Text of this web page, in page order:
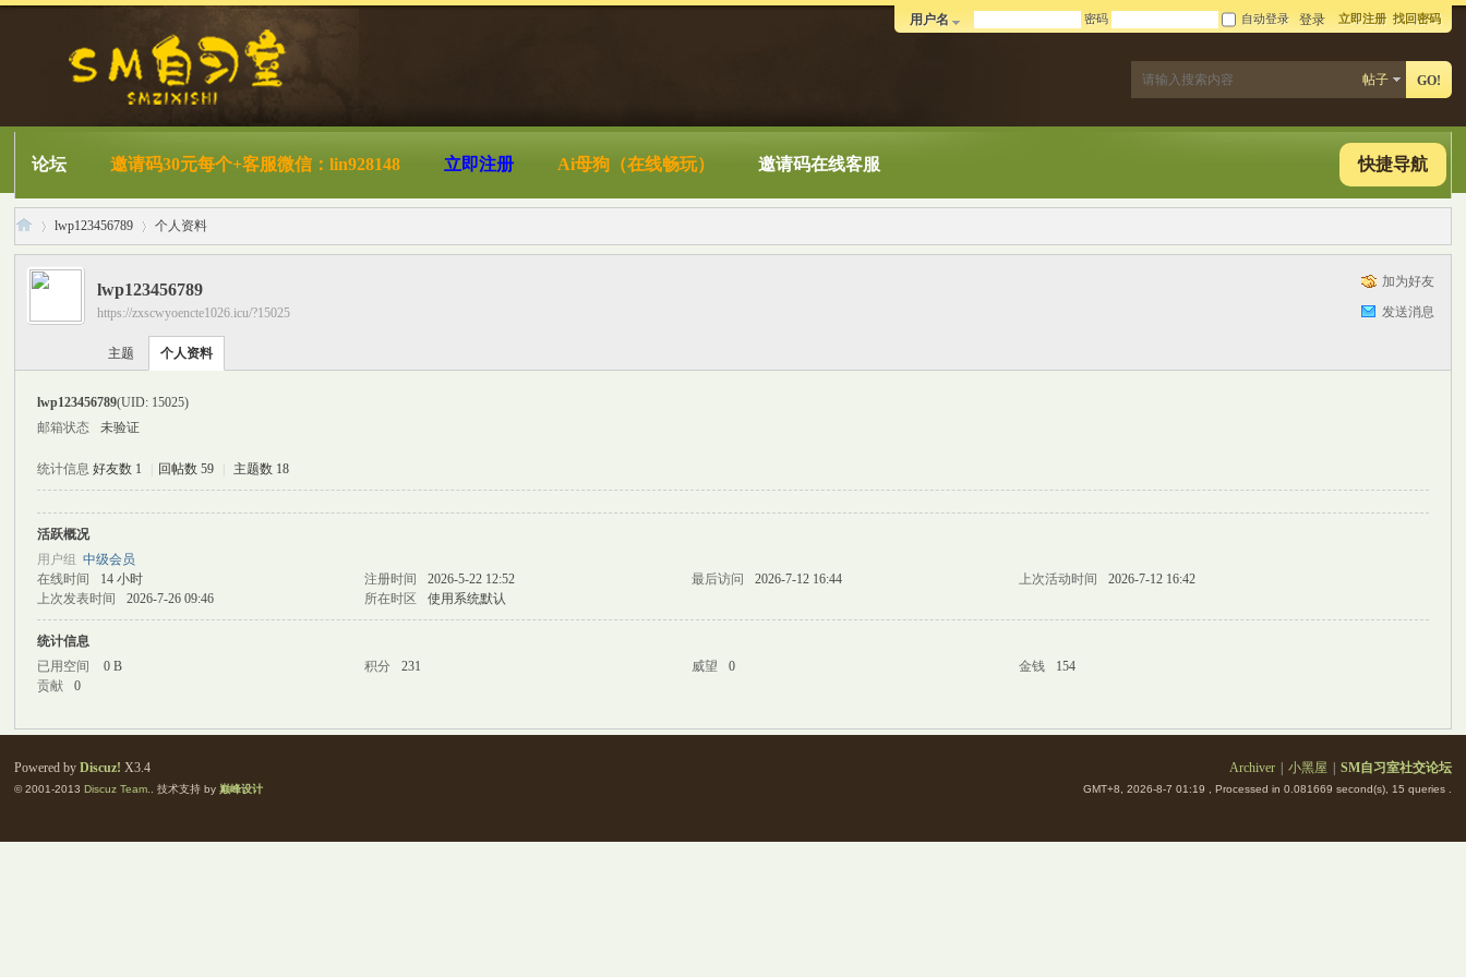
用户名 密码 自动登录 登录 立即注册 找回密码
帖子 GO!
快捷导航
论坛 邀请码30元每个+客服微信：lin928148 立即注册 Ai母狗（在线畅玩） 邀请码在线客服
›
lwp123456789
›
个人资料
加为好友
发送消息
lwp123456789
https://zxscwyoencte1026.icu/?15025
主题 个人资料
lwp123456789(UID: 15025)
邮箱状态
未验证
统计信息 好友数 1 回帖数 59 主题数 18
活跃概况
用户组中级会员
在线时间
14 小时 注册时间 2026-5-22 12:52 最后访问 2026-7-12 16:44 上次活动时间
2026-7-12 16:42
上次发表时间
2026-7-26 09:46 所在时区 使用系统默认
统计信息
已用空间
0 B 积分 231 威望 0 金钱
154
贡献
0
Archiver 小黑屋 SM自习室社交论坛
GMT+8, 2026-8-7 01:19 , Processed in 0.081669 second(s), 15 queries .
Powered byDiscuz! X3.4
© 2001-2013Discuz Team. . 技术支持 by巅峰设计